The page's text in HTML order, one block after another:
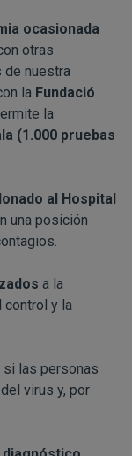
ocasionada
otras
de nuestra
la Fundació
la
(1.000 pruebas
al Hospital
una posición
a la
control y la
las personas
virus y, por